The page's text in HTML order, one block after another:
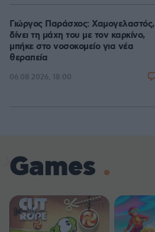
Γιώργος Παράσχος: Χαμογελαστός,
δίνει τη μάχη του με τον καρκίνο,
μπήκε στο νοσοκομείο για νέα
θεραπεία
06.08.2026, 18:00
Games